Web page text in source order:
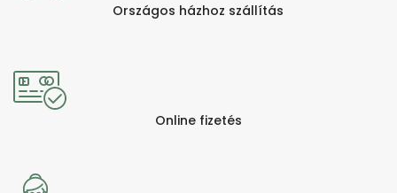
Országos házhoz szállítás
Online fizetés